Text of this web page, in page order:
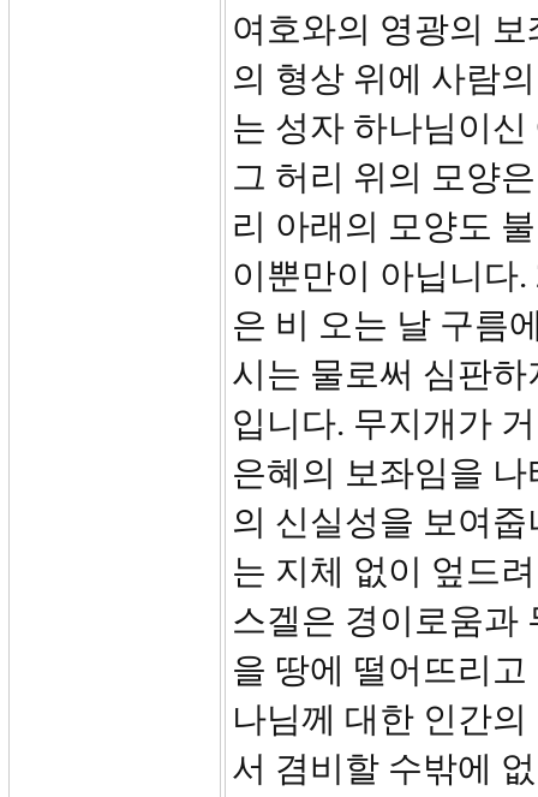
여호와의 영광의
의 형상 위에 사람
는 성자 하나님이
그 허리 위의 모양
리 아래의 모양도
이뿐만이 아닙니다
은 비 오는 날 구름
시는 물로써 심판
입니다. 무지개가
은혜의 보좌임을
의 신실성을 보여
는 지체 없이 엎드
스겔은 경이로움과
을 땅에 떨어뜨리
나님께 대한 인간
서 겸비할 수밖에